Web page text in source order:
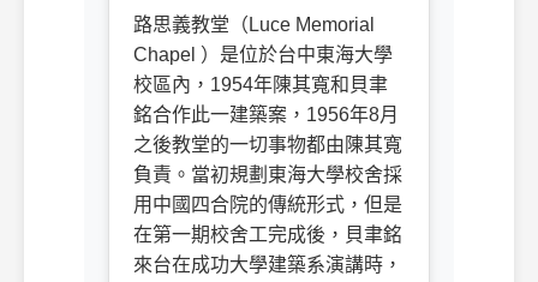
路思義教堂（Luce Memorial
Chapel ）是位於台中東海大學
校區內，1954年陳其寬和貝聿
銘合作此一建築案，1956年8月
之後教堂的一切事物都由陳其寬
負責。當初規劃東海大學校舍採
用中國四合院的傳統形式，但是
在第一期校舍工完成後，貝聿銘
來台在成功大學建築系演講時，